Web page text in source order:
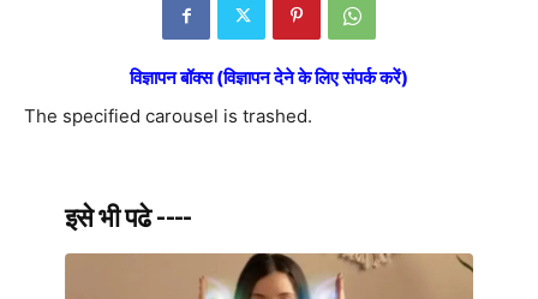
विज्ञापन बॉक्स (विज्ञापन देने के लिए संपर्क करें)
The specified carousel is trashed.
इसे भी पढे ----